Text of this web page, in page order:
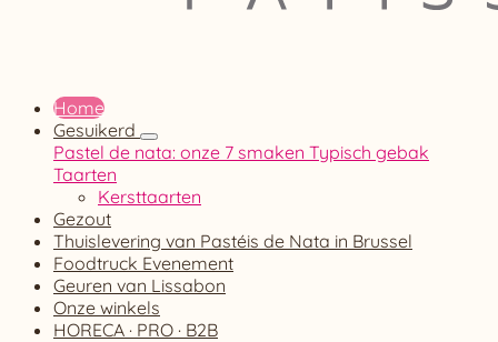
Home
Gesuikerd
Pastel de nata: onze 7 smaken Typisch gebak
Taarten
Kersttaarten
Gezout
Thuislevering van Pastéis de Nata in Brussel
Foodtruck Evenement
Geuren van Lissabon
Onze winkels
HORECA · PRO · B2B